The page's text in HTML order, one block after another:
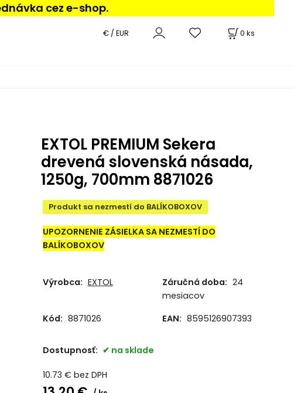
cez e-shop.
0 ks
€ / EUR
EXTOL PREMIUM Sekera
drevená slovenská násada,
1250g, 700mm 8871026
Produkt sa nezmestí do BALÍKOBOXOV
UPOZORNENIE ZÁSIELKA SA NEZMESTÍ DO
BALÍKOBOXOV
Výrobca: EXTOL Záručná doba: 24
mesiacov
Kód: 8871026 EAN: 8595126907393
Dostupnosť: na sklade
10.73 € bez DPH